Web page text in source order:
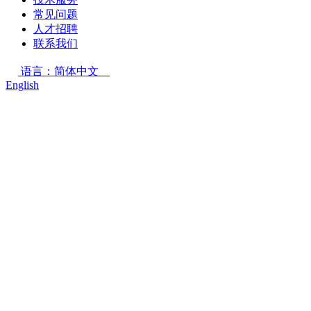
常见问题
人才招聘
联系我们
语言：简体中文
English